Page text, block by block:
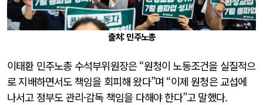
출처: 민주노총
이태환 민주노총 수석부위원장은 “원청이 노동조건을 실질적으
로 지배하면서도 책임을 회피해 왔다”며 “이제 원청은 교섭에
나서고 정부도 관리·감독 책임을 다해야 한다”고 말했다.